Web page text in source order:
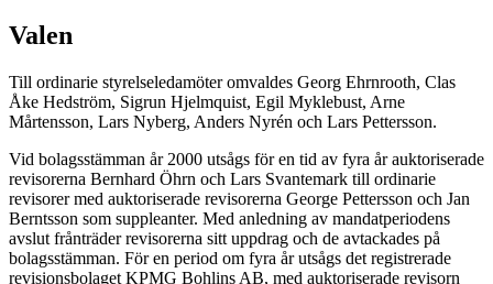
Valen
Till ordinarie styrelseledamöter omvaldes Georg Ehrnrooth, Clas
Åke Hedström, Sigrun Hjelmquist, Egil Myklebust, Arne
Mårtensson, Lars Nyberg, Anders Nyrén och Lars Pettersson.
Vid bolagsstämman år 2000 utsågs för en tid av fyra år auktoriserade
revisorerna Bernhard Öhrn och Lars Svantemark till ordinarie
revisorer med auktoriserade revisorerna George Pettersson och Jan
Berntsson som suppleanter. Med anledning av mandatperiodens
avslut frånträder revisorerna sitt uppdrag och de avtackades på
bolagsstämman. För en period om fyra år utsågs det registrerade
revisionsbolaget KPMG Bohlins AB, med auktoriserade revisorn